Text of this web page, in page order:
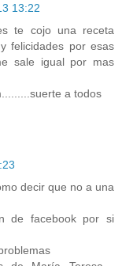
13:22
te cojo una receta
felicidades por esas
sale igual por mas
a todos
decir que no a una
de facebook por si